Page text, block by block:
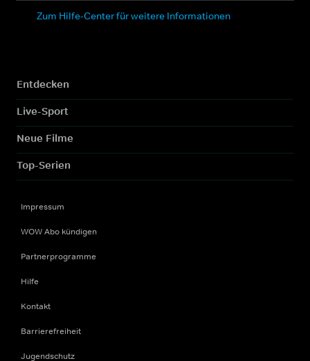
Zum Hilfe-Center für weitere Informationen
Entdecken
Live-Sport
Neue Filme
Top-Serien
Impressum
WOW Abo kündigen
Partnerprogramme
Hilfe
Kontakt
Barrierefreiheit
Jugendschutz